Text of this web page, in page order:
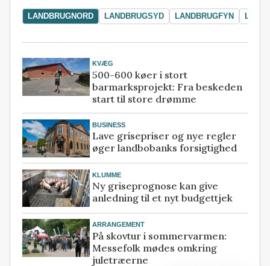
LANDBRUGNORD LANDBRUGSYD LANDBRUGFYN
KVÆG
500-600 køer i stort
barmarksprojekt: Fra beskeden
start til store drømme
BUSINESS
Lave grisepriser og nye regler
øger landbobanks forsigtighed
KLUMME
Ny griseprognose kan give
anledning til et nyt budgettjek
ARRANGEMENT
På skovtur i sommervarmen:
Messefolk mødes omkring
juletræerne